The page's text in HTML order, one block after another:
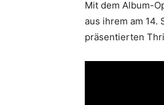
Mit dem Album-
aus ihrem am 14.
präsentierten